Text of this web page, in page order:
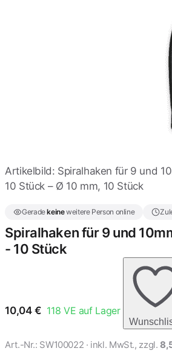
1,11 €
8mm Expander
Expanderseil 8mm Ø
Artikelbild: Spiralhaken für 9 und
10 Stück – Ø 10 mm, 10 Stück
Geradekeineweitere Person online
Spiralhaken für 9 und
- 10 Stück
10,04 € 118 VE auf Lager
Art.-Nr.: SW100022 · inkl. MwSt., zzgl.